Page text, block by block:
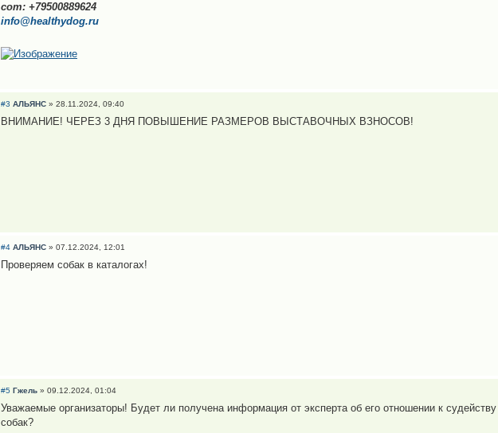
сот: +79500889624
info@healthydog.ru
#3 АЛЬЯНС » 28.11.2024, 09:40
ВНИМАНИЕ! ЧЕРЕЗ 3 ДНЯ ПОВЫШЕНИЕ РАЗМЕРОВ ВЫСТАВОЧНЫХ ВЗНОСОВ!
#4 АЛЬЯНС » 07.12.2024, 12:01
Проверяем собак в каталогах!
#5 Гжель » 09.12.2024, 01:04
Уважаемые организаторы! Будет ли получена информация от эксперта об его отношении к
собак?